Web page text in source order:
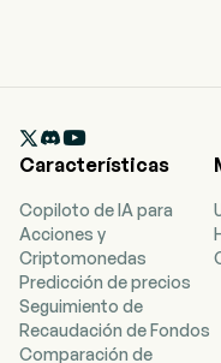

Características
Copiloto de IA para
Acciones y
Criptomonedas
Predicción de precios
Seguimiento de
Recaudación de Fondos
Comparación de